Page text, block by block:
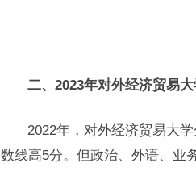
二、2023年对外经济贸易
2022年，对外经济贸易大
数线高5分。但政治、外语、业